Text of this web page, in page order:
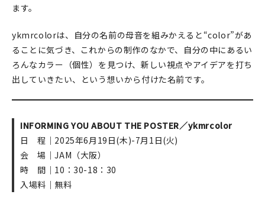
ます。
ykmrcolorは、自分の名前の母音を組みかえると“color”があ
ることに気づき、これからの制作のなかで、自分の中にあるい
ろんなカラー（個性）を見つけ、新しい視点やアイデアを打ち
出していきたい、という想いから付けた名前です。
INFORMING YOU ABOUT THE POSTER／ykmrcolor
日 程｜2025年6月19日(木)-7月1日(火)
会 場｜JAM（大阪）
時 間｜10：30-18：30
入場料｜無料